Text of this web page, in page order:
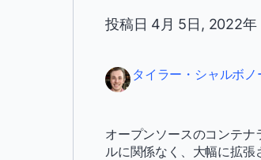
投稿日 4月 5日, 2022年
タイラー・シャルボノ
オープンソースのコンテ
ルに関係なく、大幅に拡